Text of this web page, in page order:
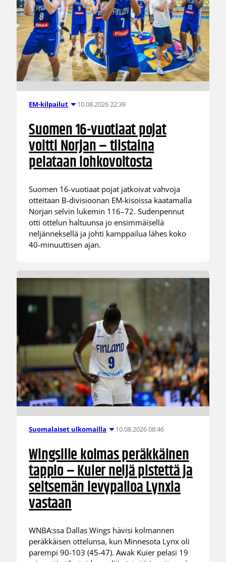
EM-kilpailut 10.08.2026 22:39
Suomen 16-vuotiaat pojat
voitti Norjan – tiistaina
pelataan lohkovoitosta
Suomen 16-vuotiaat pojat jatkoivat vahvoja
otteitaan B-divisioonan EM-kisoissa kaatamalla
Norjan selvin lukemin 116–72. Sudenpennut
otti ottelun haltuunsa jo ensimmäisellä
neljänneksellä ja johti kamppailua lähes koko
40-minuuttisen ajan.
Suomalaiset ulkomailla 10.08.2026 08:46
Wingsille kolmas peräkkäinen
tappio – Kuier neljä pistettä ja
seitsemän levypalloa Lynxia
vastaan
WNBA:ssa Dallas Wings hävisi kolmannen
peräkkäisen ottelunsa, kun Minnesota Lynx oli
parempi 90-103 (45-47). Awak Kuier pelasi 19